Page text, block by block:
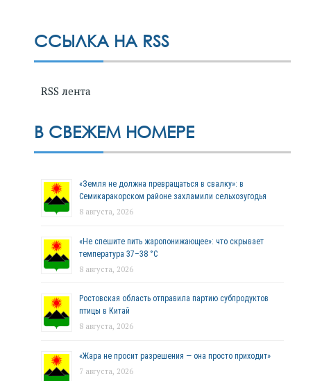
ССЫЛКА НА RSS
RSS лента
В СВЕЖЕМ НОМЕРЕ
«Земля не должна превращаться в свалку»: в
Семикаракорском районе захламили сельхозугодья
8 августа, 2026
«Не спешите пить жаропонижающее»: что скрывает
температура 37–38 °C
8 августа, 2026
Ростовская область отправила партию субпродуктов
птицы в Китай
8 августа, 2026
«Жара не просит разрешения — она просто приходит»
7 августа, 2026